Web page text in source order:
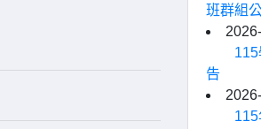
班群組
告